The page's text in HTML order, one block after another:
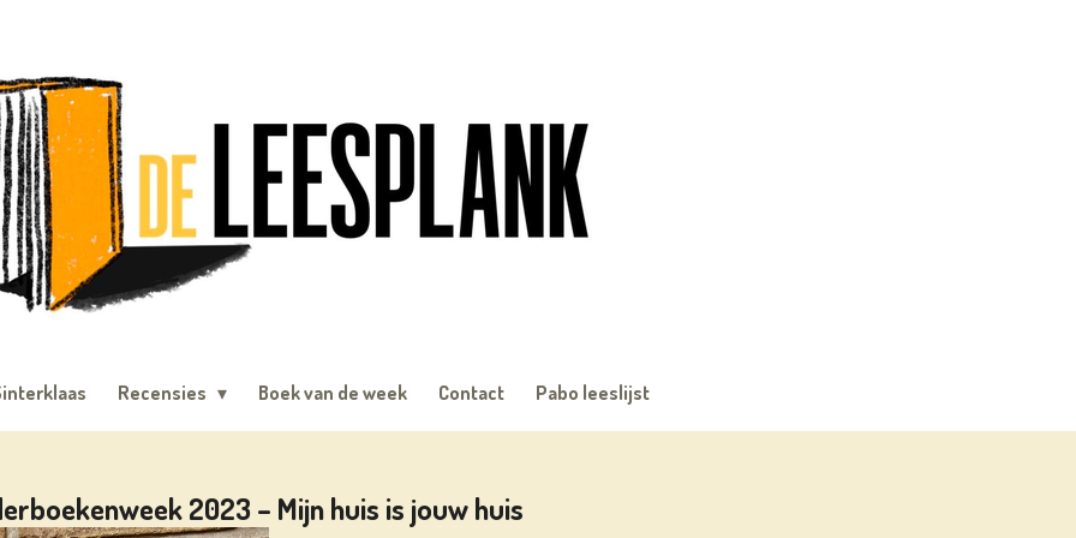
Recensies Boek van de week Contact Pabo leeslijst
2023 – Mijn huis is jouw huis